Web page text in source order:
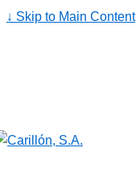
↓ Skip to Main Content